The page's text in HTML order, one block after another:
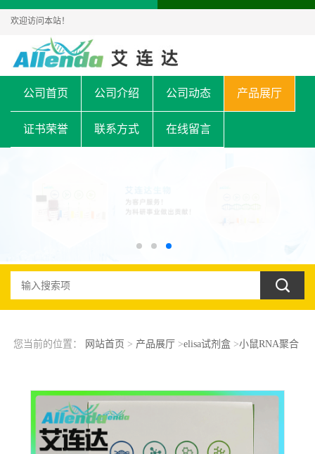
欢迎访问本站！
公司首页 公司介绍 公司动态 产品展厅
证书荣誉 联系方式 在线留言
您当前的位置： 网站首页 > 产品展厅 >elisa试剂盒>小鼠RNA聚合